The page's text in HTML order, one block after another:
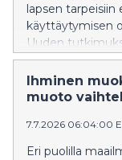
lapsen tarpeisiin
käyttäytymisen
Uuden
vuorovaikutus
syntyneitä.
Ihminen
muoto
7.7.2026 06:04:00
Eri puolilla